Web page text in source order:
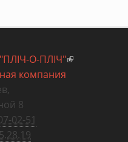
О-ПЛIЧ"
компания
,
8
02-51